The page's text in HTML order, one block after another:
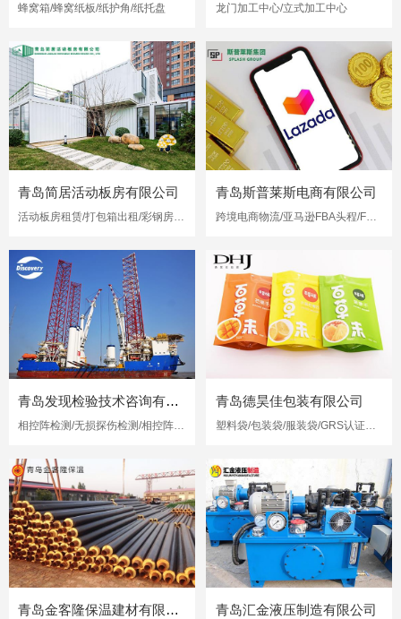
蜂窝箱/蜂窝纸板/纸护角/纸托盘 龙门加工中心/立式加工中心
青岛简居活动板房有限公司
活动板房租赁/打包箱出租/彩钢房出租
青岛斯普莱斯电商有限公司
跨境电商物流/亚马逊FBA头程/FBA海运
青岛发现检验技术咨询有限公司
相控阵检测/无损探伤检测/相控阵超声检测
青岛德昊佳包装有限公司
塑料袋/包装袋/服装袋/GRS认证再生塑料袋
青岛金客隆保温建材有限公司 青岛汇金液压制造有限公司